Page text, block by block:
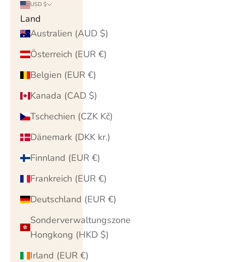
USD $
Land
Australien (AUD $)
Österreich (EUR €)
Belgien (EUR €)
Kanada (CAD $)
Tschechien (CZK Kč)
Dänemark (DKK kr.)
Finnland (EUR €)
Frankreich (EUR €)
Deutschland (EUR €)
Sonderverwaltungszone
Hongkong (HKD $)
Irland (EUR €)